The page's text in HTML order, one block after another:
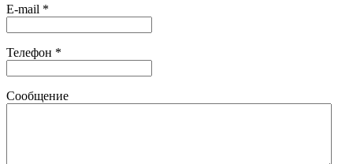
E-mail *
Телефон *
Сообщение